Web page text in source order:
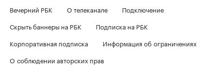
Вечерний РБК
О телеканале
Подключение
Скрыть баннеры на РБК
Подписка на РБК
Корпоративная подписка
Информация об ограничениях
О соблюдении авторских прав